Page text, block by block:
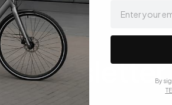
Newsletter
By